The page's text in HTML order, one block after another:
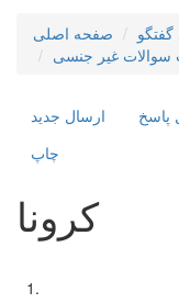
صفحه اصلی
غیر جنسی
ارسال جديد
پاسخ
چاپ
کرونا